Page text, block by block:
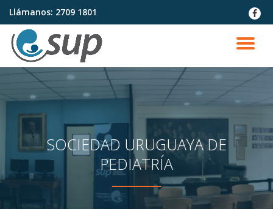
Saltar
contenido
Llámanos: 2709 1801
fa-
SOCIEDAD URUGUAYA DE
PEDIATRÍA